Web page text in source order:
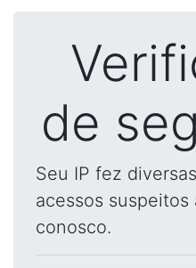
de
Seu IP fez
acessos
conosco.